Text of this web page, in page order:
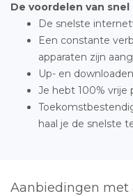
De voordelen van
De snelste
Een constante
apparaten zijn
Up- en
Je hebt 100% vrije
haal je de snelste
Aanbiedingen met